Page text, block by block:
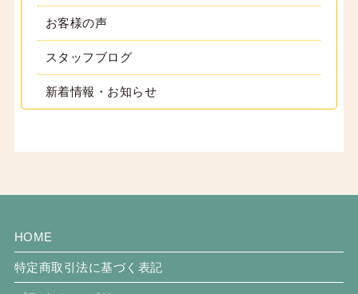
お客様の声
スタッフブログ
新着情報・お知らせ
HOME
特定商取引法に基づく表記